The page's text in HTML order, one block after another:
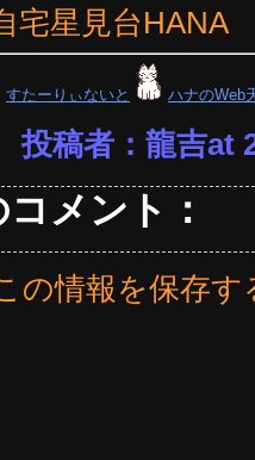
宅星見台HANA
すたーりぃないと ハナのWeb
投稿者：龍吉at
メント：
の情報を保存す